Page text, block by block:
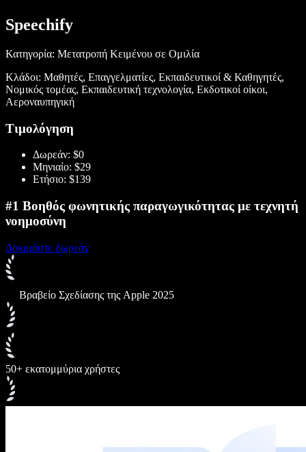
Speechify
Κατηγορία: Μετατροπή Κειμένου σε Ομιλία
Κλάδοι: Μαθητές, Επαγγελματίες, Εκπαιδευτικοί & Καθηγητές,
Νομικός τομέας, Εκπαιδευτική τεχνολογία, Εκδοτικοί οίκοι,
Αεροναυπηγική
Τιμολόγηση
Δωρεάν: $0
Μηνιαίο: $29
Ετήσιο: $139
#1 Βοηθός φωνητικής παραγωγικότητας με τεχνητή
νοημοσύνη
Δοκιμάστε δωρεάν
Βραβείο Σχεδίασης της Apple 2025
50+ εκατομμύρια χρήστες